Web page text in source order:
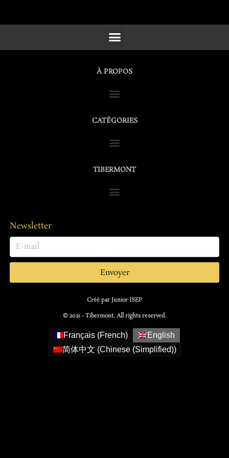
À PROPOS
CATÉGORIES
TIBERMONT
Newsletter
Envoyer
Créé par Junior ISEP
© 2021 - Tibermont. All rights reserved.
Français (French)
English
简体中文 (Chinese (Simplified))